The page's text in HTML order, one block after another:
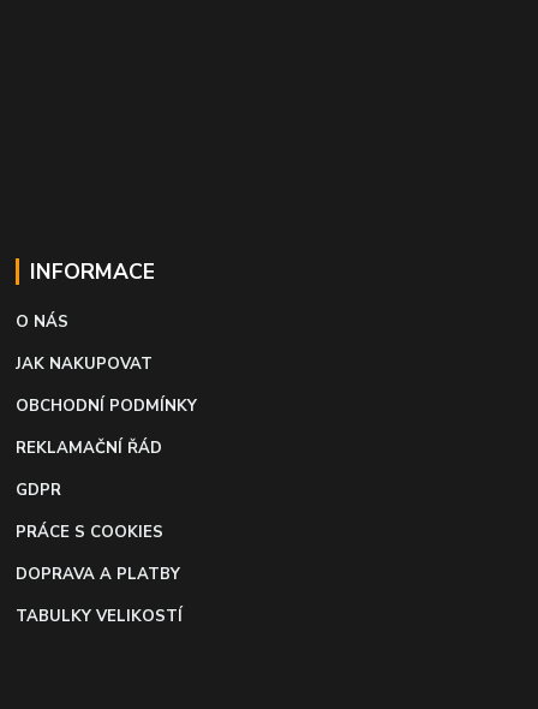
INFORMACE
O NÁS
JAK NAKUPOVAT
OBCHODNÍ PODMÍNKY
REKLAMAČNÍ ŘÁD
GDPR
PRÁCE S COOKIES
DOPRAVA A PLATBY
TABULKY VELIKOSTÍ